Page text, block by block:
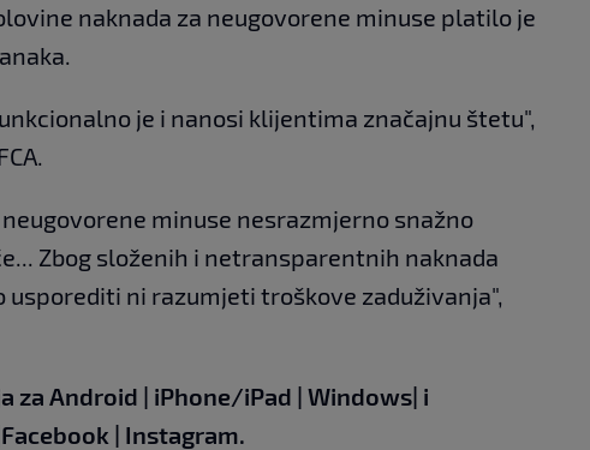
naknada za neugovorene minuse platilo je
je i nanosi klijentima značajnu štetu",
minuse nesrazmjerno snažno
Zbog složenih i netransparentnih naknada
usporediti ni razumjeti troškove zaduživanja",
za Android | iPhone/iPad | Windows| i
Facebook | Instagram.